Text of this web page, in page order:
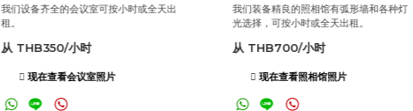
我们设备齐全的会议室可按小时或全天出
租。
从 THB350/小时
现在查看会议室照片
我们装备精良的照相馆有弧形墙和各种灯
光选择，可按小时或全天出租。
从 THB700/小时
现在查看照相馆照片